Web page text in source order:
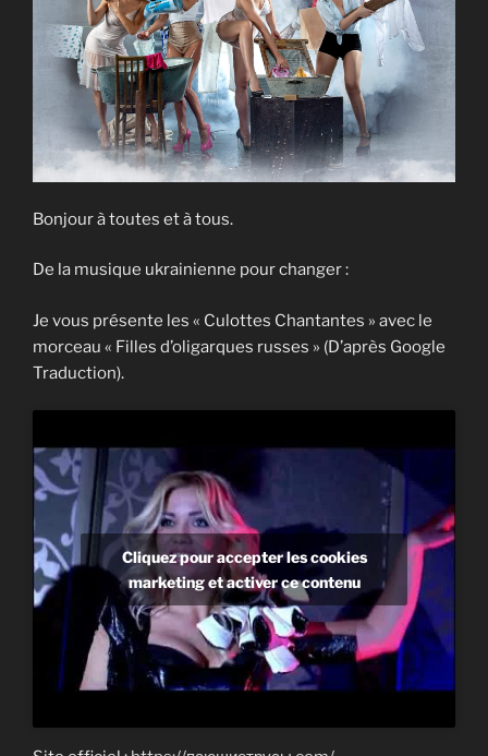
Bonjour à toutes et à tous.
De la musique ukrainienne pour changer :
Je vous présente les « Culottes Chantantes » avec le
morceau « Filles d’oligarques russes » (D’après Google
Traduction).
Cliquez pour accepter les cookies
marketing et activer ce contenu